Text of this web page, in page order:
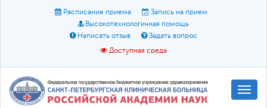
Расписание приема
Запись на прием
Высокотехнологичная помощь
Написать отзыв
Задать вопрос
Доступная среда
Размер шрифта: A A A